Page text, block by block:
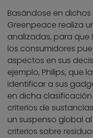
Basándose en
Greenpeace realiza
analizadas, para que
los consumidores
aspectos en sus
ejemplo, Philips, que
identificar a sus
en dicha
criterios de
un suspenso global
criterios sobre